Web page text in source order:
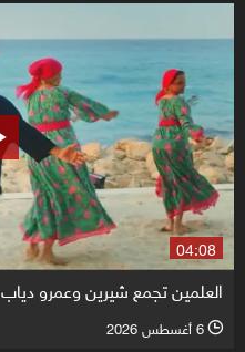
04:08
العلمين تجمع شيرين وعمرو دياب
l 6 أغسطس 2026